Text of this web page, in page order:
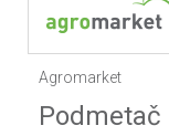
Agromarket
Podmetač